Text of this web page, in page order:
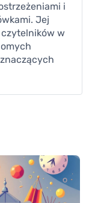
i
Jej
w